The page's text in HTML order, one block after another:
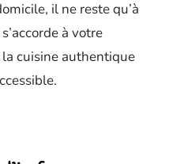
il ne reste qu’à
à votre
cuisine authentique